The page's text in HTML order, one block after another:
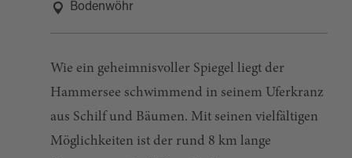
Bodenwöhr
Wie ein geheimnisvoller Spiegel liegt der
Hammersee schwimmend in seinem Uferkranz
aus Schilf und Bäumen. Mit seinen vielfältigen
Möglichkeiten ist der rund 8 km lange